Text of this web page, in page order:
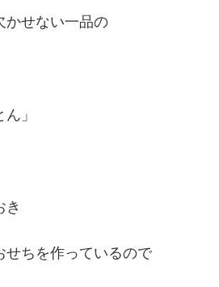
かせない一品の
」
き
せちを作っているので